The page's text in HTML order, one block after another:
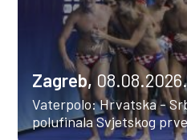
Zagreb,
Vaterpolo: Hrvatska -
polufinala Svjetskog